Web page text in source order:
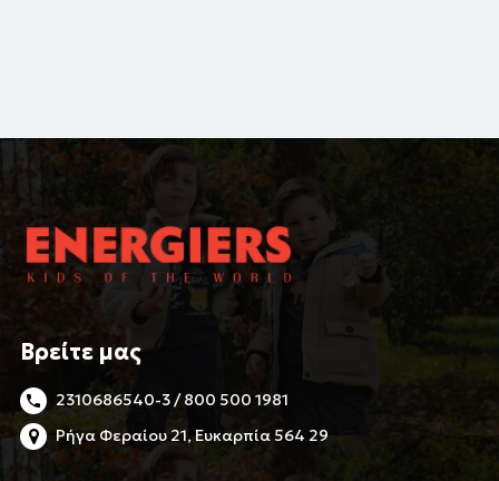
Βρείτε μας
2310686540-3 / 800 500 1981
Ρήγα Φεραίου 21, Ευκαρπία 564 29